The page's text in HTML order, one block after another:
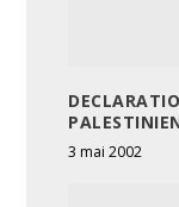
3 mai 2002